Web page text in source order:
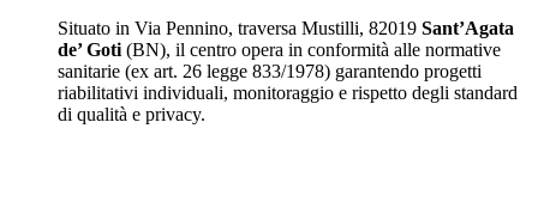
Situato in Via Pennino, traversa Mustilli, 82019 Sant’Agata
de’ Goti (BN), il centro opera in conformità alle normative
sanitarie (ex art. 26 legge 833/1978) garantendo progetti
riabilitativi individuali, monitoraggio e rispetto degli standard
di qualità e privacy.